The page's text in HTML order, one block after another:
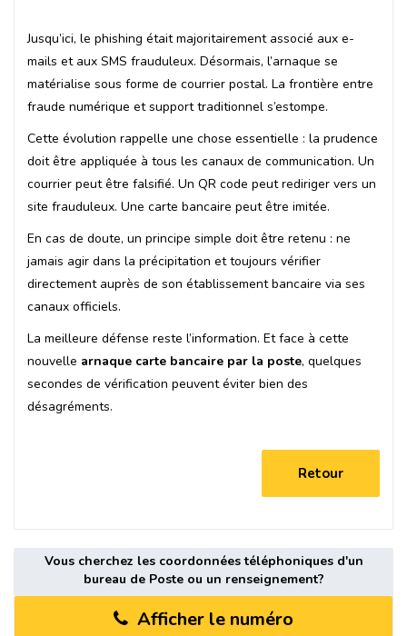
Jusqu’ici, le phishing était majoritairement associé aux e-
mails et aux SMS frauduleux. Désormais, l’arnaque se
matérialise sous forme de courrier postal. La frontière entre
fraude numérique et support traditionnel s’estompe.
Cette évolution rappelle une chose essentielle : la prudence
doit être appliquée à tous les canaux de communication. Un
courrier peut être falsifié. Un QR code peut rediriger vers un
site frauduleux. Une carte bancaire peut être imitée.
En cas de doute, un principe simple doit être retenu : ne
jamais agir dans la précipitation et toujours vérifier
directement auprès de son établissement bancaire via ses
canaux officiels.
La meilleure défense reste l’information. Et face à cette
nouvelle arnaque carte bancaire par la poste, quelques
secondes de vérification peuvent éviter bien des
désagréments.
Retour
Vous cherchez les coordonnées téléphoniques d'un
bureau de Poste ou un renseignement?
Afficher le numéro